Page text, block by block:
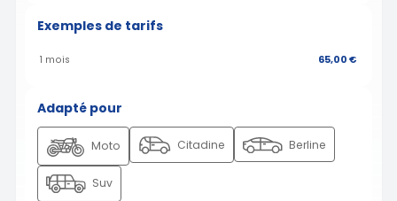
Exemples de tarifs
1 mois 65,00 €
Adapté pour
Moto Citadine Berline
Suv